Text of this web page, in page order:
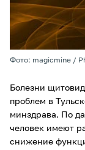
Фото: magicmine /
Болезни
проблем в
минздрава. По
человек имеют
снижение